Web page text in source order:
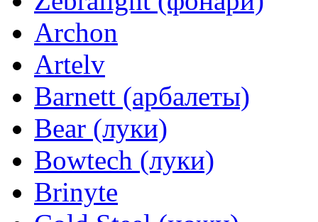
Archon
Artelv
Barnett (арбалеты)
Bear (луки)
Bowtech (луки)
Brinyte